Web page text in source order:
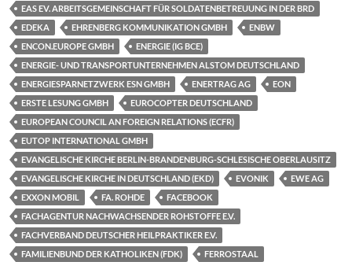
EAS EV. ARBEITSGEMEINSCHAFT FÜR SOLDATENBETREUUNG IN DER BRD
EDEKA
EHRENBERG KOMMUNIKATION GMBH
ENBW
ENCON.EUROPE GMBH
ENERGIE (IG BCE)
ENERGIE- UND TRANSPORTUNTERNEHMEN ALSTOM DEUTSCHLAND
ENERGIESPARNETZWERK ESN GMBH
ENERTRAG AG
EON
ERSTE LESUNG GMBH
EUROCOPTER DEUTSCHLAND
EUROPEAN COUNCIL AN FOREIGN RELATIONS (ECFR)
EUTOP INTERNATIONAL GMBH
EVANGELISCHE KIRCHE BERLIN-BRANDENBURG-SCHLESISCHE OBERLAUSITZ
EVANGELISCHE KIRCHE IN DEUTSCHLAND (EKD)
EVONIK
EWE AG
EXXON MOBIL
FA. ROHDE
FACEBOOK
FACHAGENTUR NACHWACHSENDER ROHSTOFFE E.V.
FACHVERBAND DEUTSCHER HEILPRAKTIKER E.V.
FAMILIENBUND DER KATHOLIKEN (FDK)
FERROSTAAL